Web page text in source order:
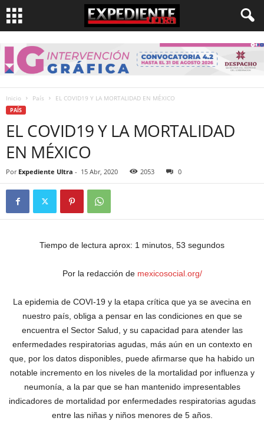
Inicio País EL COVID19 Y LA MORTALIDAD EN MÉXICO
PAÍS
EL COVID19 Y LA MORTALIDAD
EN MÉXICO
Por Expediente Ultra - 15 Abr, 2020 2053 0
Tiempo de lectura aprox: 1 minutos, 53 segundos
Por la redacción de mexicosocial.org/
La epidemia de COVI-19 y la etapa crítica que ya se avecina en
nuestro país, obliga a pensar en las condiciones en que se
encuentra el Sector Salud, y su capacidad para atender las
enfermedades respiratorias agudas, más aún en un contexto en
que, por los datos disponibles, puede afirmarse que ha habido un
notable incremento en los niveles de la mortalidad por influenza y
neumonía, a la par que se han mantenido impresentables
indicadores de mortalidad por enfermedades respiratorias agudas
entre las niñas y niños menores de 5 años.